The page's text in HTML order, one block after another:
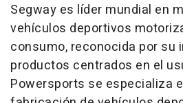
Segway es líder mundial en
vehículos deportivos
consumo, reconocida por su
productos centrados en el
Powersports se especializa